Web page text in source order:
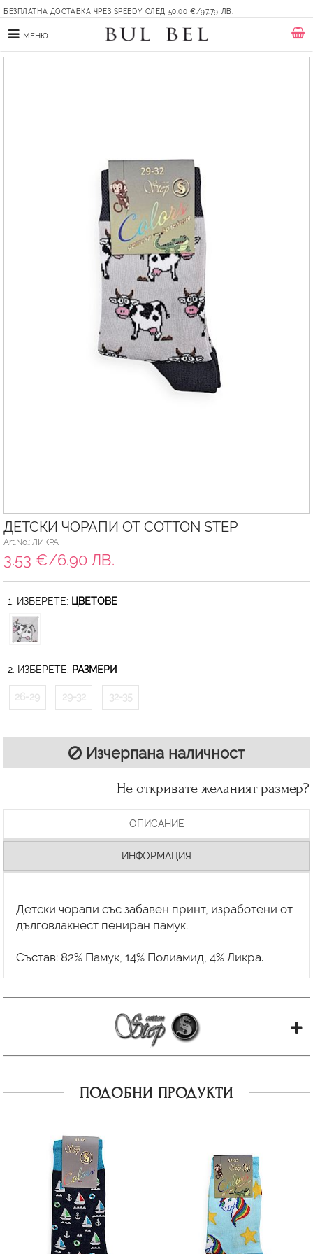
БЕЗПЛАТНА ДОСТАВКА ЧРЕЗ SPEEDY СЛЕД 50.00 €/97.79 ЛВ.
МЕНЮ
ДЕТСКИ ЧОРАПИ ОТ COTTON STEP
Art.No.: ЛИКРА
3.53 €/6.90 ЛВ.
1. ИЗБЕРЕТЕ: ЦВЕТОВЕ
2. ИЗБЕРЕТЕ: РАЗМЕРИ
26-29 29-32 32-35
Изчерпана наличност
Не откривате желаният размер?
ОПИСАНИЕ
ИНФОРМАЦИЯ
Детски чорапи със забавен принт, изработени от
дълговлакнест пениран памук.
Състав: 82% Памук, 14% Полиамид, 4% Ликра.
ПОДОБНИ ПРОДУКТИ